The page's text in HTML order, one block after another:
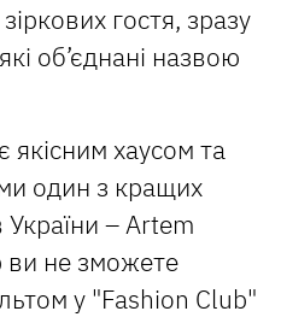
гостя, зразу
об’єднані назвою
якісним хаусом та
один з кращих
України – Artem
ви не зможете
у "Fashion Club"